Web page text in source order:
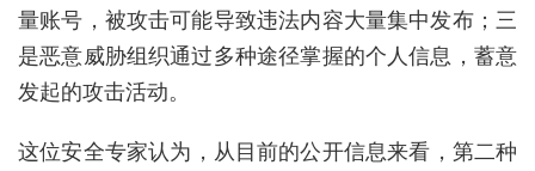
量账号，被攻击可能导致违法内容大量集中发布； 三
是恶意威胁组织通过多种途径掌握的个人信息，蓄意
发起的攻击活动。
这位安全专家认为 ， 从目前的公开信息来看 ， 第二种